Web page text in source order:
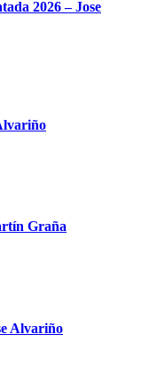
2026 – Jose
Graña
Alvariño